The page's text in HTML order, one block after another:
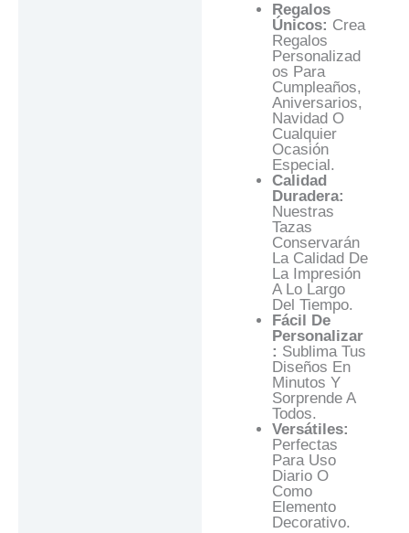
Regalos
Únicos: Crea
Regalos
Personalizad
Os Para
Cumpleaños,
Aniversarios,
Navidad O
Cualquier
Ocasión
Especial.
Calidad
Duradera:
Nuestras
Tazas
Conservarán
La Calidad De
La Impresión
A Lo Largo
Del Tiempo.
Fácil De
Personalizar
: Sublima Tus
Diseños En
Minutos Y
Sorprende A
Todos.
Versátiles:
Perfectas
Para Uso
Diario O
Como
Elemento
Decorativo.